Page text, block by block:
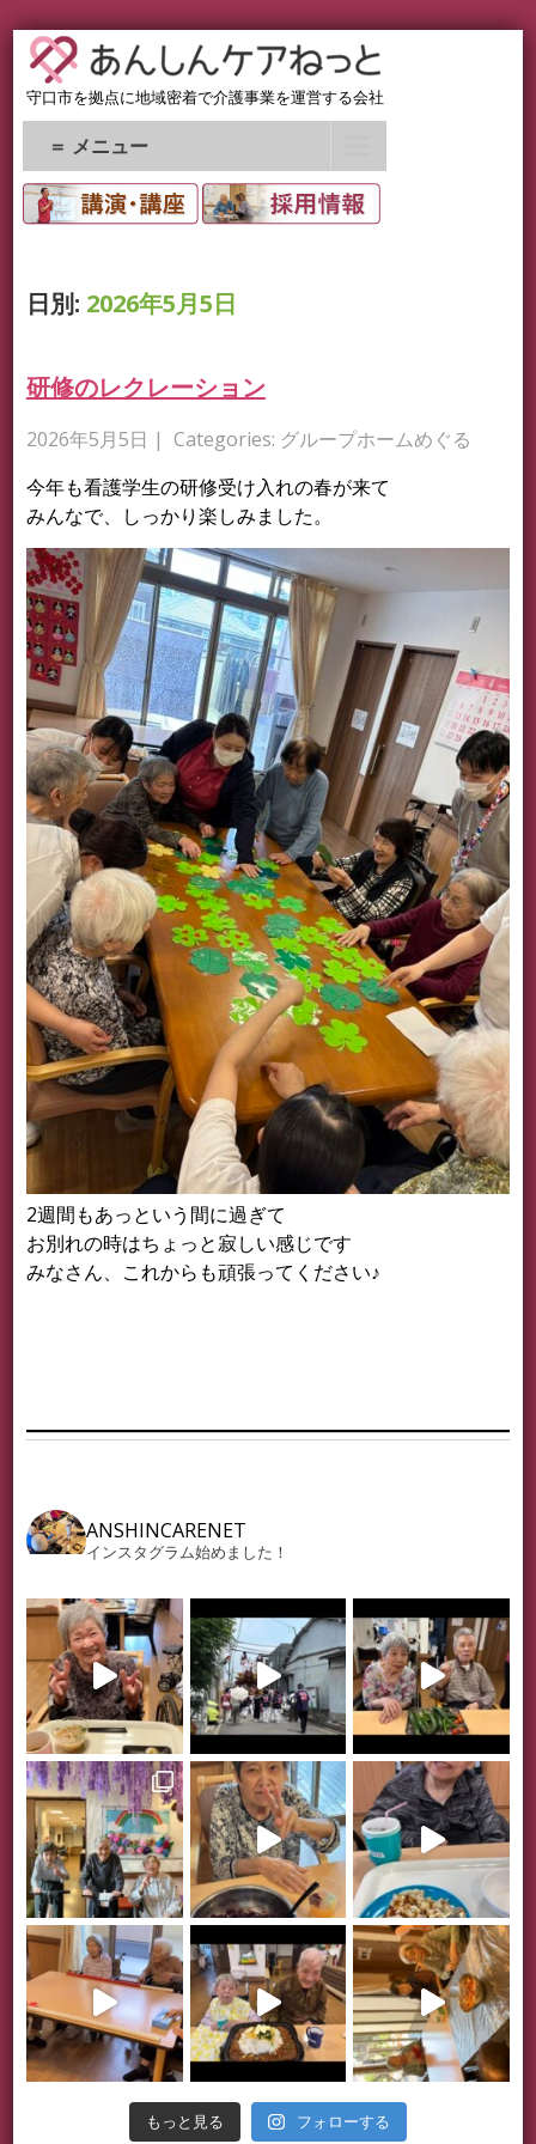
守口市を拠点に地域密着で介護事業を運営する会社
＝ メニュー
日別: 2026年5月5日
研修のレクレーション
2026年5月5日 | Categories: グループホームめぐる
今年も看護学生の研修受け入れの春が来て
みんなで、しっかり楽しみました。
2週間もあっという間に過ぎて
お別れの時はちょっと寂しい感じです
みなさん、これからも頑張ってください♪
ANSHINCARENET
インスタグラム始めました！
もっと見る フォローする